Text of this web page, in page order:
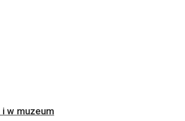
w muzeum